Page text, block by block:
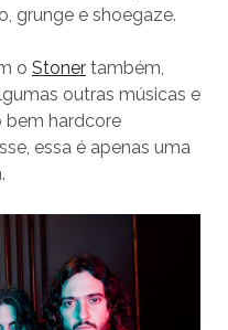
grunge e shoegaze.
o Stonertambém,
outras músicas e
bem hardcore
essa é apenas uma